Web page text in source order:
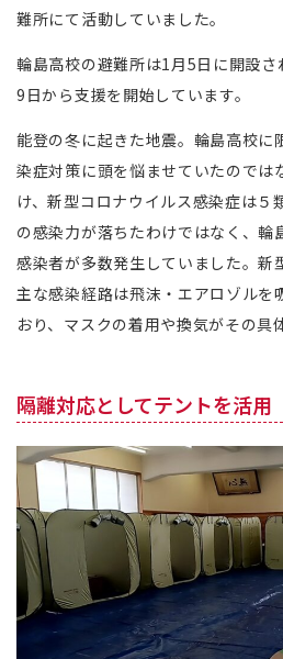
難所にて活動していました。
輪島高校の避難所は1月5日に開設
9日から支援を開始しています。
能登の冬に起きた地震。輪島高校に
染症対策に頭を悩ませていたのでは
け、新型コロナウイルス感染症は５
の感染力が落ちたわけではなく、輪
感染者が多数発生していました。新
主な感染経路は飛沫・エアロゾルを
おり、マスクの着用や換気がその具
隔離対応としてテントを活用